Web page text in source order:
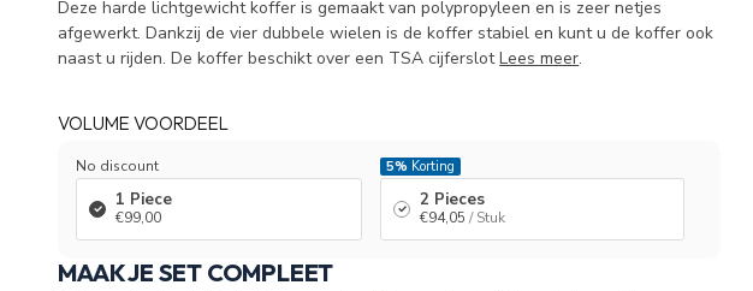
Deze harde lichtgewicht koffer is gemaakt van polypropyleen en is zeer netjes
afgewerkt. Dankzij de vier dubbele wielen is de koffer stabiel en kunt u de koffer ook
naast u rijden. De koffer beschikt over een TSA cijferslotLees meer.
VOLUME VOORDEEL
No discount
1 Piece
€99,00
5% Korting
2 Pieces
€94,05 / Stuk
MAAK JE SET COMPLEET